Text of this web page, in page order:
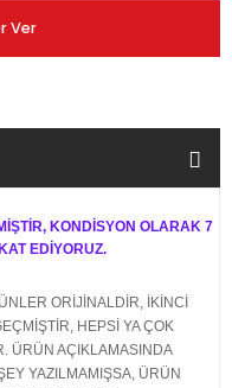
Ver
KONDİSYON OLARAK 7
EDİYORUZ.
ORİJİNALDİR, İKİNCİ
HEPSİ YA ÇOK
ÜRÜN AÇIKLAMASINDA
YAZILMAMIŞSA, ÜRÜN